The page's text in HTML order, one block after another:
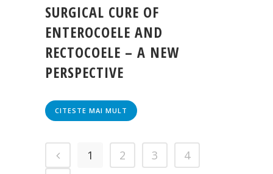
SURGICAL CURE OF
ENTEROCOELE AND
RECTOCOELE – A NEW
PERSPECTIVE
CITESTE MAI MULT
1 2 3 4